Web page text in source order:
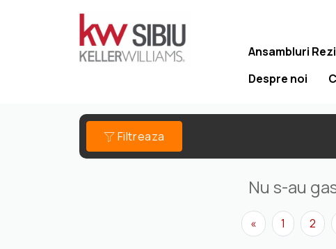
Ansambluri
Despre noi
Filtreaza
Nu s-au
« 1 2